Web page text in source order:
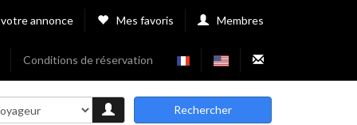
annonce Mes favoris Membres
Conditions de réservation
Rechercher